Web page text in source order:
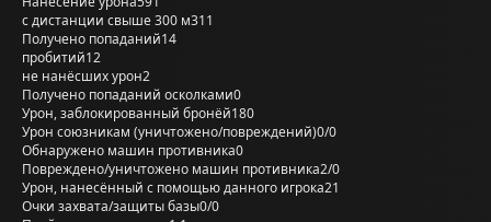
с дистанции свыше 300 м311
Получено попаданий14
пробитий12
не нанёсших урон2
Получено попаданий осколками0
Урон, заблокированный бронёй180
Урон союзникам (уничтожено/повреждений)0/0
Обнаружено машин противника0
Повреждено/уничтожено машин противника2/0
Урон, нанесённый с помощью данного игрока21
Очки захвата/защиты базы0/0